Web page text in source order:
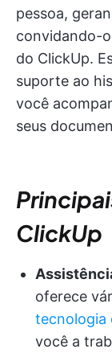
pessoa,
convidando-
do ClickUp.
suporte ao
você
seus
ClickUp
oferece
tecnologia
você a